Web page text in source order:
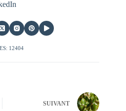
12404
SUIVANT